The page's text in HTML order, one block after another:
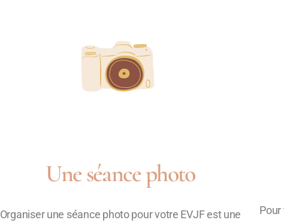
Une séance photo
Organiser une séance photo pour votre EVJF est une